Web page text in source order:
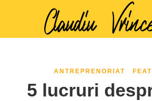
ANTREPRENORIAT
5 lucruri